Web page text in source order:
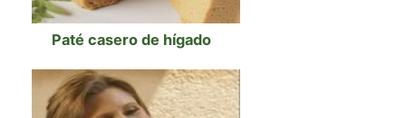
Paté casero de hígado